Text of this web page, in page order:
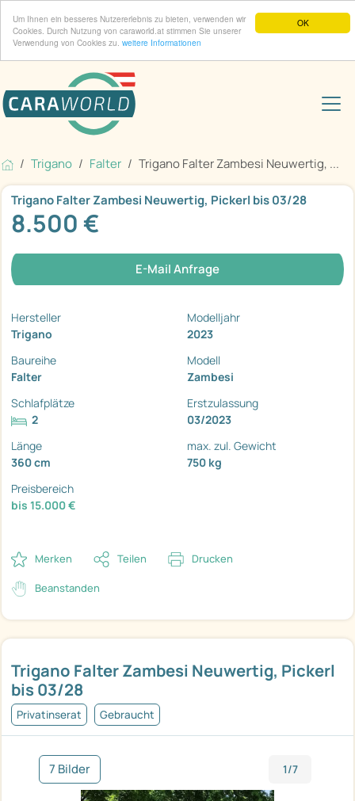
OK
Um Ihnen ein besseres Nutzererlebnis zu bieten, verwenden wir
Cookies. Durch Nutzung von caraworld.at stimmen Sie unserer
Verwendung von Cookies zu. weitere Informationen
Trigano Falter Trigano Falter Zambesi Neuwertig, ...
Trigano Falter Zambesi Neuwertig, Pickerl
bis 03/28
Privatinserat Gebraucht
7 Bilder 1/7
Trigano Falter Zambesi Neuwertig, Pickerl bis 03/28
8.500 €
E-Mail Anfrage
Hersteller
Trigano
Modelljahr
2023
Baureihe
Falter
Modell
Zambesi
Schlafplätze
2
Erstzulassung
03/2023
Länge
360 cm
max. zul. Gewicht
750 kg
Preisbereich
bis 15.000 €
Merken Teilen Drucken
Beanstanden